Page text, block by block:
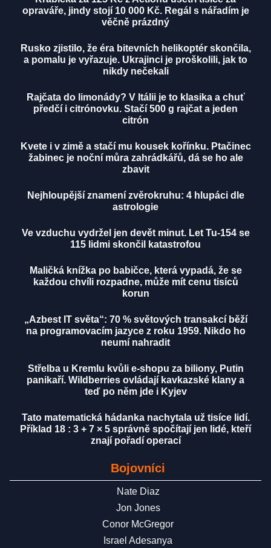
opraváře, jindy stojí 10 000 Kč. Regál s nářadím je
věčně prázdný
Rusko zjistilo, že éra bitevních helikoptér skončila,
a pomalu je vyřazuje. Ukrajinci je proškolili, jak to
nikdy nečekali
Rajčata do limonády? V Itálii je to klasika a chuť
předčí i citrónovku. Stačí 500 g rajčat a jeden
citrón
Kvete i v zimě a stačí mu kousek kořínku. Ptačinec
žabinec je noční můra zahrádkářů, dá se ho ale
zbavit
Nejhloupější znamení zvěrokruhu: 4 hlupáci dle
astrologie
Ve vzduchu vydržel jen devět minut. Let Tu-154 se
115 lidmi skončil katastrofou
Maličká knížka po babičce, která vypadá, že se
každou chvíli rozpadne, může mít cenu tisíců
korun
„Azbest IT světa“: 70 % světových transakcí běží
na programovacím jazyce z roku 1959. Nikdo ho
neumí nahradit
Střelba u Kremlu kvůli e-shopu za biliony, Putin
panikaří. Wildberries ovládají kavkazské klany a
teď po něm jde i Kyjev
Tato matematická hádanka nachytala už tisíce lidí.
Příklad 18 : 3 + 7 × 5 správně spočítají jen lidé, kteří
znají pořadí operací
Bojovníci
Nate Diaz
Jon Jones
Conor McGregor
Israel Adesanya